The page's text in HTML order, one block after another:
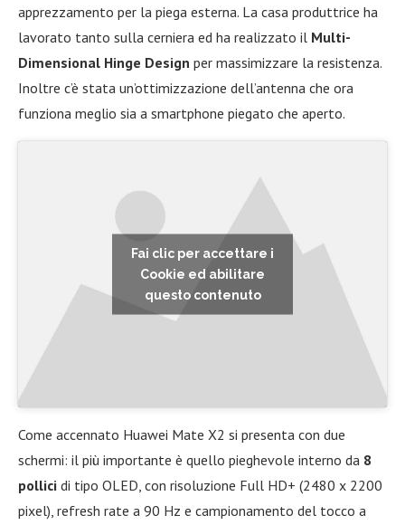
apprezzamento per la piega esterna. La casa produttrice ha
lavorato tanto sulla cerniera ed ha realizzato il Multi-
Dimensional Hinge Design per massimizzare la resistenza.
Inoltre c’è stata un’ottimizzazione dell’antenna che ora
funziona meglio sia a smartphone piegato che aperto.
Fai clic per accettare i
Cookie ed abilitare
questo contenuto
Come accennato Huawei Mate X2 si presenta con due
schermi: il più importante è quello pieghevole interno da 8
pollici di tipo OLED, con risoluzione Full HD+ (2480 x 2200
pixel), refresh rate a 90 Hz e campionamento del tocco a